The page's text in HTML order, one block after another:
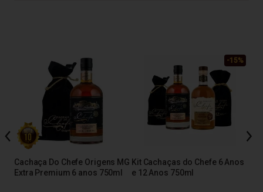
Cachaça Do Chefe Origens MG
Extra Premium 6 anos 750ml
-15%
Kit Cachaças do Chefe 6 Anos
e 12 Anos 750ml